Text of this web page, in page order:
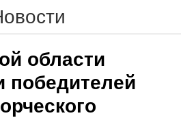
области
победителей